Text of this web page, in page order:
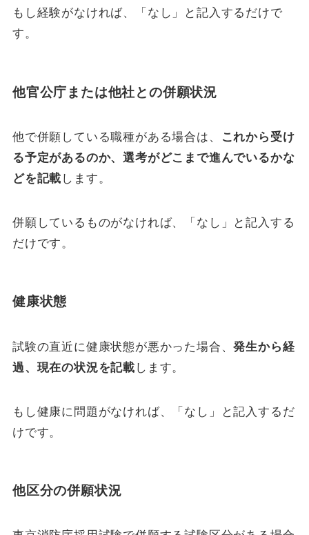
もし経験がなければ、「なし」と記入するだけで
す。
他官公庁または他社との併願状況
他で併願している職種がある場合は、
これから受け
る予定があるのか、選考がどこまで進んでいるかな
どを記載 します。
併願しているものがなければ、「なし」と記入する
だけです。
健康状態
試験の直近に健康状態が悪かった場合、発生から経
過、現在の状況を記載 します。
もし健康に問題がなければ、「なし」と記入するだ
けです。
他区分の併願状況